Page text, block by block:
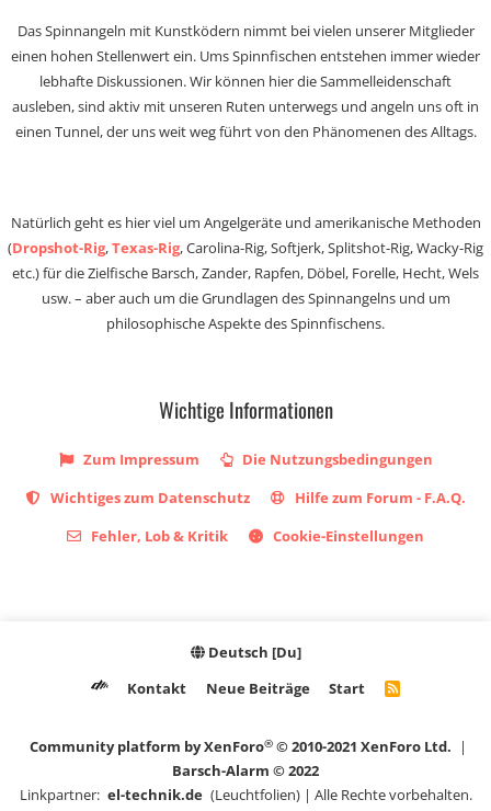
Das Spinnangeln mit Kunstködern nimmt bei vielen unserer Mitglieder
einen hohen Stellenwert ein. Ums Spinnfischen entstehen immer wieder
lebhafte Diskussionen. Wir können hier die Sammelleidenschaft
ausleben, sind aktiv mit unseren Ruten unterwegs und angeln uns oft in
einen Tunnel, der uns weit weg führt von den Phänomenen des Alltags.
Natürlich geht es hier viel um Angelgeräte und amerikanische Methoden
(Dropshot-Rig,Texas-Rig, Carolina-Rig, Softjerk, Splitshot-Rig, Wacky-Rig
etc.) für die Zielfische Barsch, Zander, Rapfen, Döbel, Forelle, Hecht, Wels
usw. – aber auch um die Grundlagen des Spinnangelns und um
philosophische Aspekte des Spinnfischens.
Wichtige Informationen
Zum Impressum
Die Nutzungsbedingungen
Wichtiges zum Datenschutz
Hilfe zum Forum - F.A.Q.
Fehler, Lob & Kritik
Cookie-Einstellungen
Deutsch [Du]
Kontakt
Neue Beiträge Start
R
Community platform by XenForo® © 2010-2021 XenForo Ltd.
|
Barsch-Alarm © 2022
Linkpartner: el-technik.de (Leuchtfolien) | Alle Rechte vorbehalten.